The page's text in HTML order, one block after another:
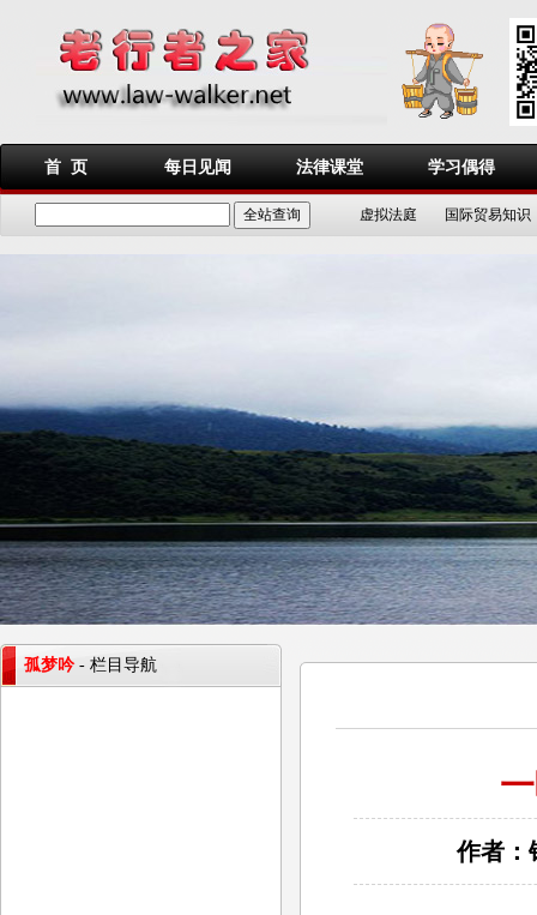
首 页 每日见闻 法律课堂 学习偶得
虚拟法庭 国际贸易知识
作者：
孤梦吟- 栏目导航